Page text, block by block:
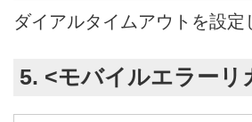
ダイアルタイムアウトを設定
5. <モバイルエラーリ